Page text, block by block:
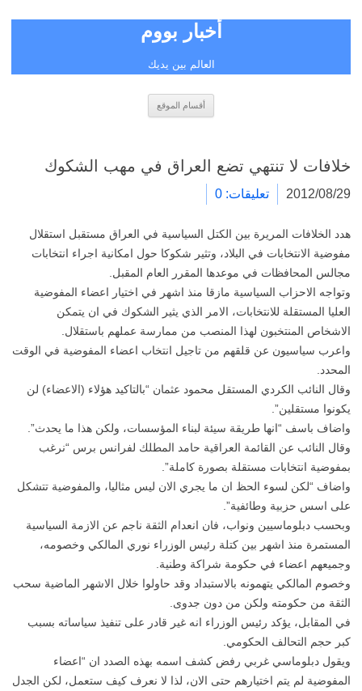
أخبار بووم
العالم بين يديك
أقسام الموقع
خلافات لا تنتهي تضع العراق في مهب الشكوك
2012/08/29 تعليقات: 0
هدد الخلافات المريرة بين الكتل السياسية في العراق مستقبل استقلال
مفوضية الانتخابات في البلاد، وتثير شكوكا حول امكانية اجراء انتخابات
مجالس المحافظات في موعدها المقرر العام المقبل.
وتواجه الاحزاب السياسية مازقا منذ اشهر في اختيار اعضاء المفوضية
العليا المستقلة للانتخابات، الامر الذي يثير الشكوك في ان يتمكن
الاشخاص المنتخبون لهذا المنصب من ممارسة عملهم باستقلال.
واعرب سياسيون عن قلقهم من تاجيل انتخاب اعضاء المفوضية في الوقت
المحدد.
وقال النائب الكردي المستقل محمود عثمان “بالتاكيد هؤلاء (الاعضاء) لن
يكونوا مستقلين”.
واضاف باسف “انها طريقة سيئة لبناء المؤسسات، ولكن هذا ما يحدث”.
وقال النائب عن القائمة العراقية حامد المطلك لفرانس برس “نرغب
بمفوضية انتخابات مستقلة بصورة كاملة”.
واضاف “لكن لسوء الحظ ان ما يجري الان ليس مثاليا، والمفوضية تتشكل
على اسس حزبية وطائفية”.
وبحسب دبلوماسيين ونواب، فان انعدام الثقة ناجم عن الازمة السياسية
المستمرة منذ اشهر بين كتلة رئيس الوزراء نوري المالكي وخصومه،
وجميعهم اعضاء في حكومة شراكة وطنية.
وخصوم المالكي يتهمونه بالاستبداد وقد حاولوا خلال الاشهر الماضية سحب
الثقة من حكومته ولكن من دون جدوى.
في المقابل، يؤكد رئيس الوزراء انه غير قادر على تنفيذ سياساته بسبب
كبر حجم التحالف الحكومي.
ويقول دبلوماسي غربي رفض كشف اسمه بهذه الصدد ان “اعضاء
المفوضية لم يتم اختيارهم حتى الان، لذا لا نعرف كيف ستعمل، لكن الجدل